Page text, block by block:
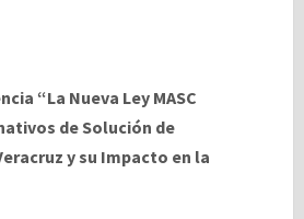
“La Nueva Ley MASC
de Solución de
y su Impacto en la